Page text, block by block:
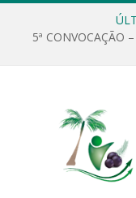
5ª CONVOCAÇÃO